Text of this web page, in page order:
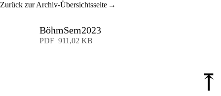
Zurück zur Archiv-Übersichtsseite
BöhmSem2023
PDF 911,02 KB
⤒